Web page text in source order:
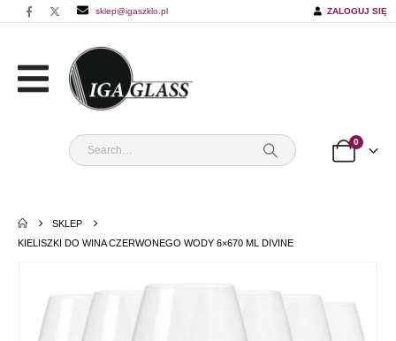
sklep@igaszklo.pl ZALOGUJ SIĘ
0
SKLEP
KIELISZKI DO WINA CZERWONEGO WODY 6×670 ML DIVINE